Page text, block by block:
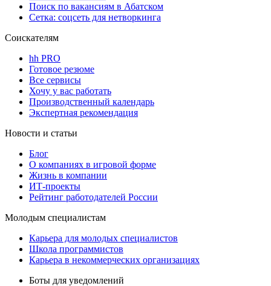
Поиск по вакансиям в Абатском
Сетка: соцсеть для нетворкинга
Соискателям
hh PRO
Готовое резюме
Все сервисы
Хочу у вас работать
Производственный календарь
Экспертная рекомендация
Новости и статьи
Блог
О компаниях в игровой форме
Жизнь в компании
ИТ-проекты
Рейтинг работодателей России
Молодым специалистам
Карьера для молодых специалистов
Школа программистов
Карьера в некоммерческих организациях
Боты для уведомлений